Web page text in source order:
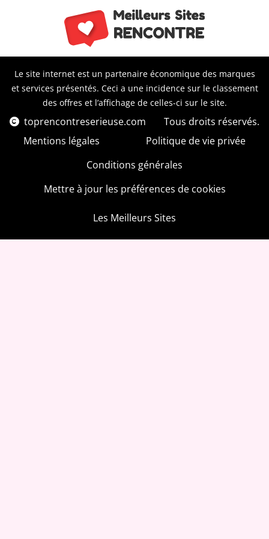
Le site internet est un partenaire économique des marques
et services présentés. Ceci a une incidence sur le classement
des offres et l’affichage de celles-ci sur le site.
toprencontreserieuse.com
Tous droits réservés.
Mentions légales
Politique de vie privée
Conditions générales
Mettre à jour les préférences de cookies
Les Meilleurs Sites